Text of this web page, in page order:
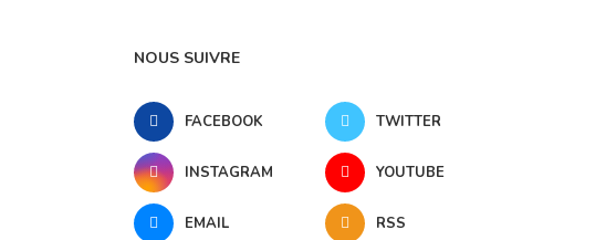
NOUS SUIVRE
FACEBOOK TWITTER
INSTAGRAM YOUTUBE
EMAIL RSS